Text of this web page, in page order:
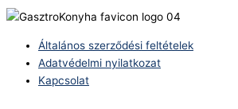
Általános szerződési feltételek
Adatvédelmi nyilatkozat
Kapcsolat